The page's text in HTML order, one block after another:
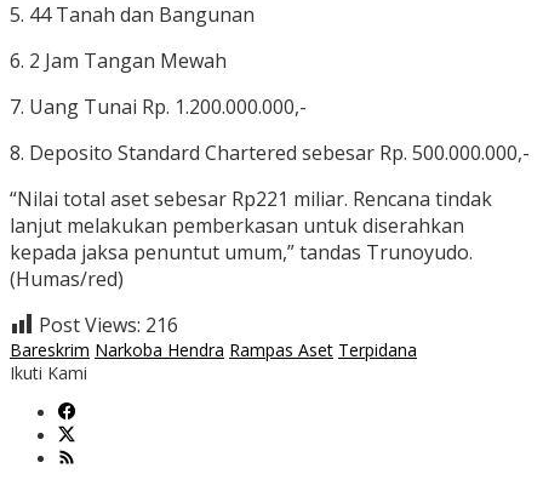
5. 44 Tanah dan Bangunan
6. 2 Jam Tangan Mewah
7. Uang Tunai Rp. 1.200.000.000,-
8. Deposito Standard Chartered sebesar Rp. 500.000.000,-
“Nilai total aset sebesar Rp221 miliar. Rencana tindak
lanjut melakukan pemberkasan untuk diserahkan
kepada jaksa penuntut umum,” tandas Trunoyudo.
(Humas/red)
Post Views: 216
Bareskrim Narkoba Hendra Rampas Aset Terpidana
Ikuti Kami